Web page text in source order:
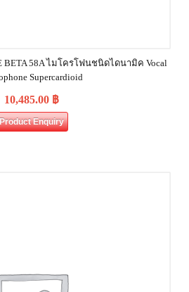
BETA 58A ไมโครโฟนชนิดไดนามิค Vocal
Supercardioid
10,485.00 ฿
Product Enquiry